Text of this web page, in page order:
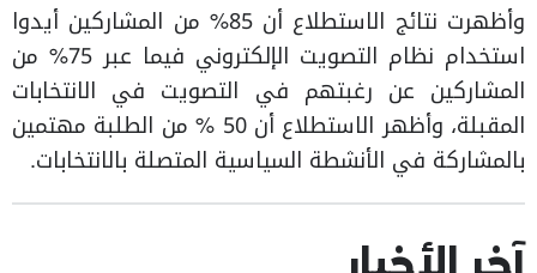
وأظهرت نتائج الاستطلاع أن 85% من المشاركين أيدوا
استخدام نظام التصويت الإلكتروني فيما عبر 75% من
المشاركين عن رغبتهم في التصويت في الانتخابات
المقبلة، وأظهر الاستطلاع أن 50 % من الطلبة مهتمين
بالمشاركة في الأنشطة السياسية المتصلة بالانتخابات.